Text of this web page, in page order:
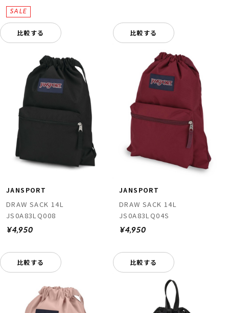
比較する 比較する
JANSPORT
DRAW SACK 14L
JS0A83LQ008
¥4,950
比較する
JANSPORT
DRAW SACK 14L
JS0A83LQ04S
¥4,950
比較する